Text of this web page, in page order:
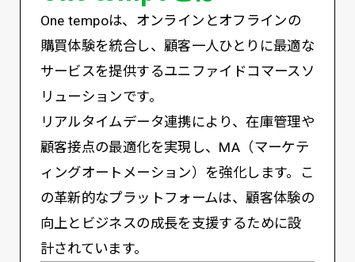
One tempoは、オンラインとオフラインの
購買体験を統合し、顧客一人ひとりに最適な
サービスを提供するユニファイドコマースソ
リューションです。
リアルタイムデータ連携により、在庫管理や
顧客接点の最適化を実現し、MA（マーケテ
ィングオートメーション）を強化します。こ
の革新的なプラットフォームは、顧客体験の
向上とビジネスの成長を支援するために設
計されています。